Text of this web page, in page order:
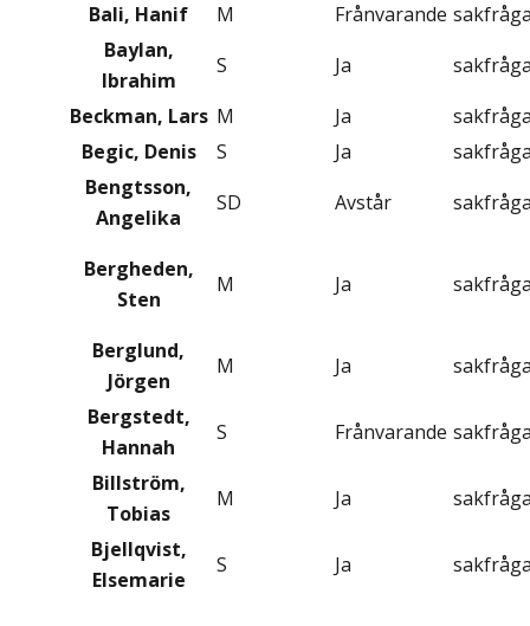
Bali, Hanif
M Frånvarande
Baylan,
Ibrahim
S Ja
Beckman, Lars M Ja
Begic, Denis
S Ja
Bengtsson,
Angelika
SD Avstår
Bergheden,
Sten
M Ja
Berglund,
Jörgen
M Ja
Bergstedt,
Hannah
S Frånvarande
Billström,
Tobias
M Ja
Bjellqvist,
Elsemarie
S Ja